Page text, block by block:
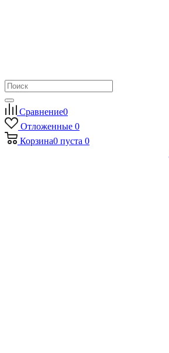
Сравнение0
Отложенные 0
Корзина0 пуста 0